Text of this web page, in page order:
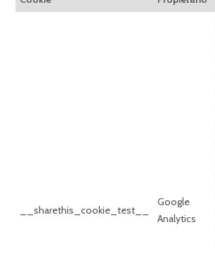
__sharethis_cookie_test__
Google
Analytics